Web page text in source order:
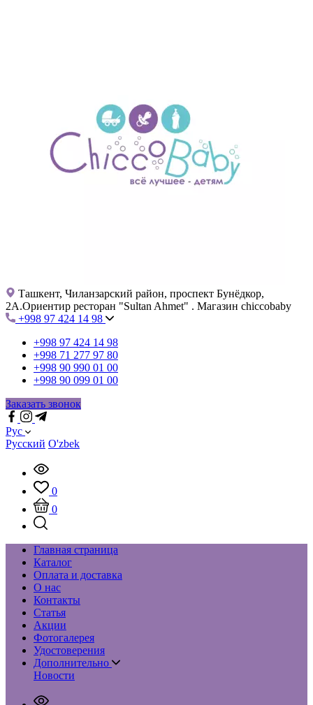
Ташкент, Чиланзарский район, проспект Бунёдкор,
2А.Ориентир ресторан "Sultan Ahmet" . Магазин chiccobaby
+998 97 424 14 98
+998 97 424 14 98
+998 71 277 97 80
+998 90 990 01 00
+998 90 099 01 00
Заказать звонок
Рус
Русский O'zbek
0
0
Главная страница
Каталог
Оплата и доставка
О нас
Контакты
Статья
Акции
Фотогалерея
Удостоверения
Дополнительно
Новости